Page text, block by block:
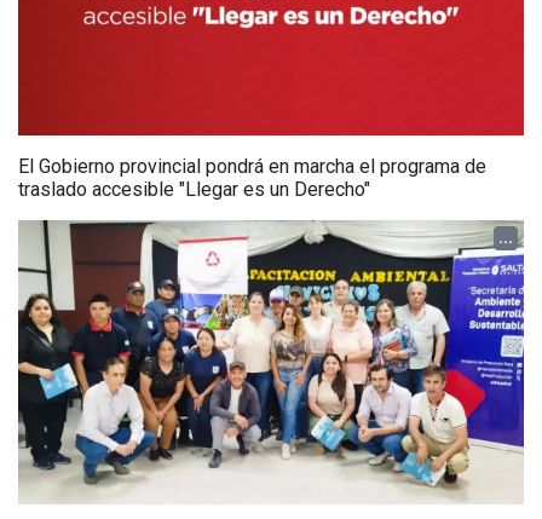
El Gobierno provincial pondrá en marcha el programa de
traslado accesible "Llegar es un Derecho"
...